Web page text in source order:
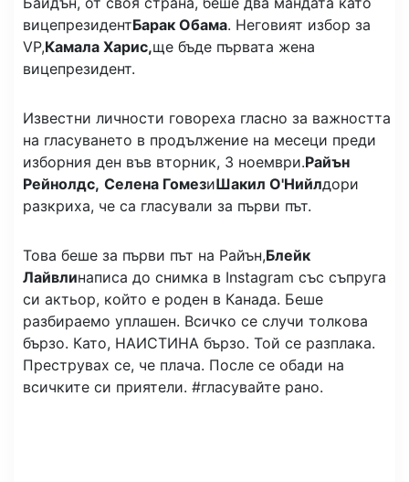
вицепрезидентБарак Обама. Неговият избор за
VP,Камала Харис,ще бъде първата жена
вицепрезидент.
Известни личности говореха гласно за важността
на гласуването в продължение на месеци преди
изборния ден във вторник, 3 ноември.Райън
Рейнолдс, Селена ГомезиШакил О'Нийлдори
разкриха, че са гласували за първи път.
Това беше за първи път на Райън,Блейк
Лайвлинаписа до снимка в Instagram със съпруга
си актьор, който е роден в Канада. Беше
разбираемо уплашен. Всичко се случи толкова
бързо. Като, НАИСТИНА бързо. Той се разплака.
Преструвах се, че плача. После се обади на
всичките си приятели. #гласувайте рано.